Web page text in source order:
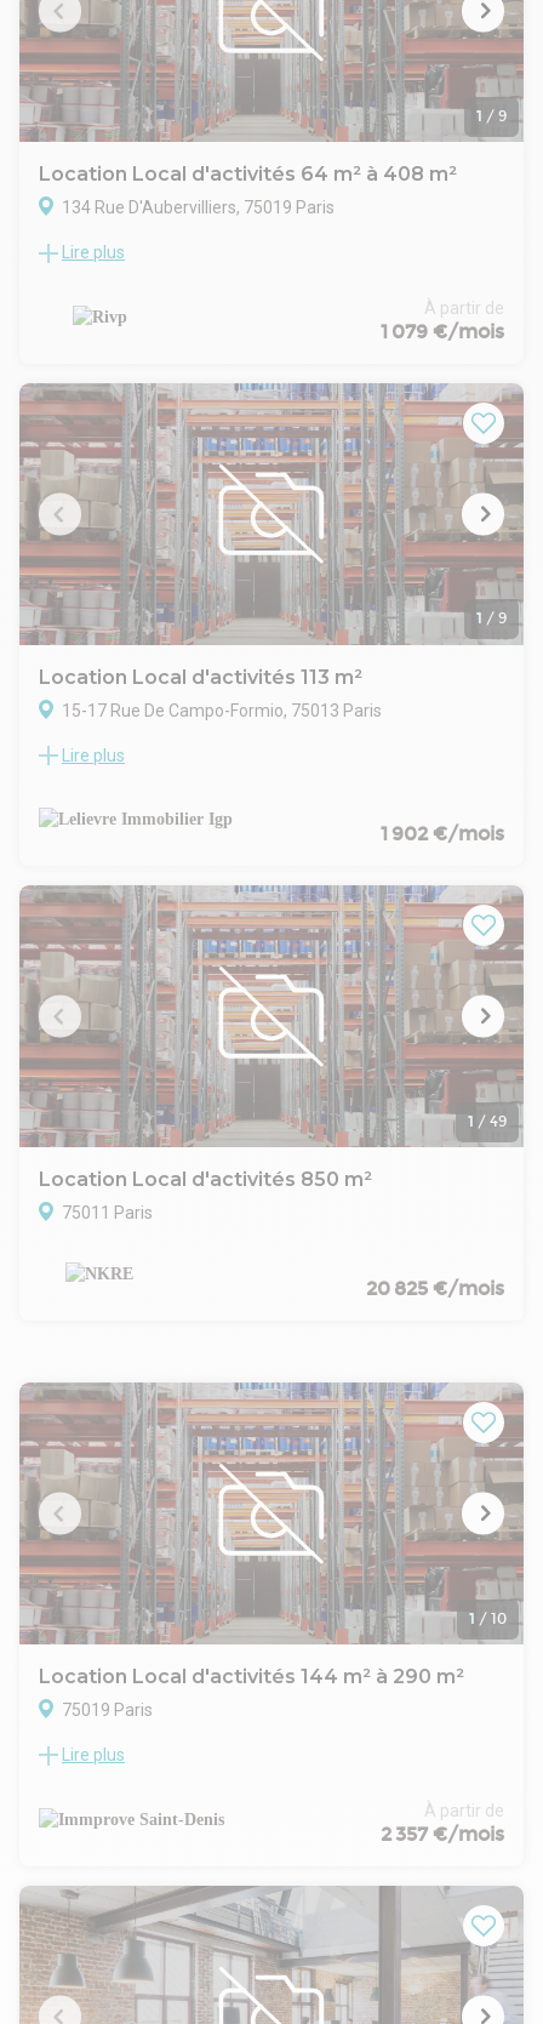
Loyer mensuel : 2 416,70 € HT HC
Disponibilité : Immédiate
1 / 9
Location Local d'activités 64 m² à 408 m²
134 Rue D'Aubervilliers, 75019 Paris
Local de 216,90m² (surface de 188,30m² + 28,60m² quote
Loyer annuel : 43 889,71 euros HT HC
Charges annuelles : 19 239,03 euros HT
TVA en sus
Disponible immédiatement
Lire plus
À partir de
1 079 €/mois
1 / 9
Location Local d'activités 113 m²
15-17 Rue De Campo-Formio, 75013 Paris
Métro Nationale ou Campoformio : 15/17 rue Campoformio
sur rue, arrière boutique, coin cuisine, WC, box, cinq mètres
linéaires environ de vitrine.
Lire plus
1 902 €/mois
1 / 49
Location Local d'activités 850 m²
75011 Paris
20 825 €/mois
1 / 10
Location Local d'activités 144 m² à 290 m²
75019 Paris
Immprove vous propose des locaux à usage d'activités au
19ème arrondissement de Paris. Idéalement placé à 450 m
du métro "Laumière" ligne 5, des bus et boulevard
Lire plus
À partir de
2 357 €/mois